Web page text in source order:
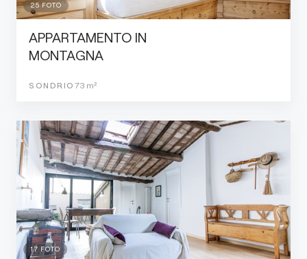
25FOTO
APPARTAMENTO IN
MONTAGNA
SONDRIO 73m²
17FOTO